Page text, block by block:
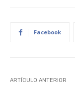
Facebook
ARTÍCULO ANTERIOR